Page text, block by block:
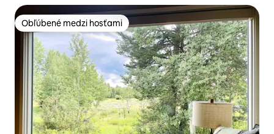
Obľúbené medzi hosťami
Obľúbené medzi hosťami